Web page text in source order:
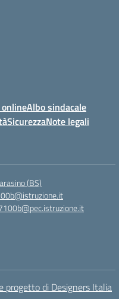
Albo sindacale
SicurezzaNote legali
(BS)
progetto di Designers Italia